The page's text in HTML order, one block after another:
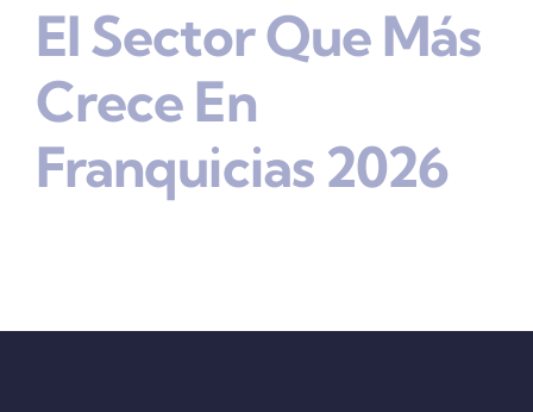
El Sector Que Más
Crece En
Franquicias 2026